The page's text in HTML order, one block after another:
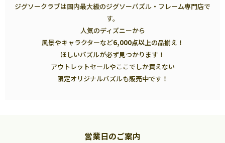
ジグソークラブは国内最大級のジグソーパズル・フレーム専門店で
す。
人気のディズニーから
風景やキャラクターなど6,000点以上の品揃え！
ほしいパズルが必ず見つかります！
アウトレットセールやここでしか買えない
限定オリジナルパズルも販売中です！
営業日のご案内